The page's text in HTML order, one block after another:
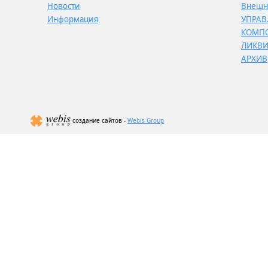
Новости
Информация
АРХИВ
создание сайтов - Webis Group